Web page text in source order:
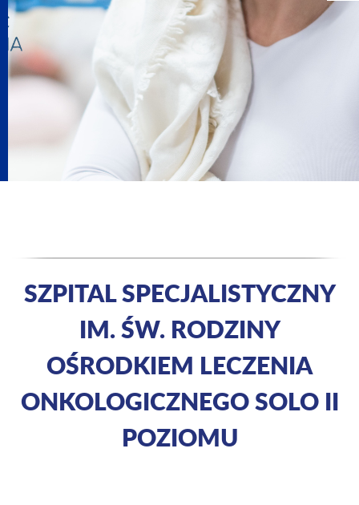
SZPITAL SPECJALISTYCZNY
IM. ŚW. RODZINY
OŚRODKIEM LECZENIA
ONKOLOGICZNEGO SOLO II
POZIOMU